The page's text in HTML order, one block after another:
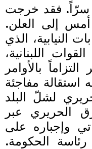
سرّاً. فقد خرجت
أمس إلى العلن.
النيابية، الذي
اللبنانية،
بالأوامر
استقالة مفاجئة
لشلّ البلد
الحريري عبر
وإجباره على
الحكومة.